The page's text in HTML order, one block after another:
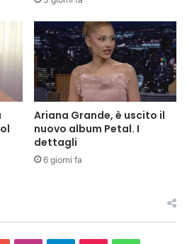
Ariana Grande, è uscito il
nuovo album Petal. I
dettagli
6 giorni fa